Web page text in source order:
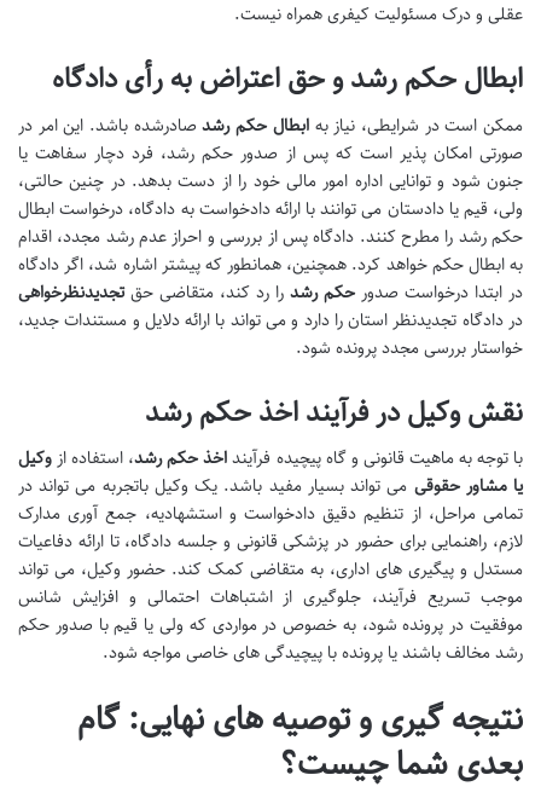
عقلی و درک مسئولیت کیفری همراه نیست.
ابطال حکم رشد و حق اعتراض به رأی دادگاه
ممکن است در شرایطی، نیاز بهابطال حکم رشدصادرشده باشد. این امر در
صورتی امکان پذیر است که پس از صدور حکم رشد، فرد دچار سفاهت یا
جنون شود و توانایی اداره امور مالی خود را از دست بدهد. در چنین حالتی،
ولی، قیم یا دادستان می توانند با ارائه دادخواست به دادگاه، درخواست ابطال
حکم رشد را مطرح کنند. دادگاه پس از بررسی و احراز عدم رشد مجدد، اقدام
به ابطال حکم خواهد کرد. همچنین، همانطور که پیشتر اشاره شد، اگر دادگاه
در ابتدا درخواست صدور حکم رشد را رد کند، متقاضی حقتجدیدنظرخواهی
در دادگاه تجدیدنظر استان را دارد و می تواند با ارائه دلایل و مستندات جدید،
خواستار بررسی مجدد پرونده شود.
نقش وکیل در فرآیند اخذ حکم رشد
با توجه به ماهیت قانونی و گاه پیچیده فرآینداخذ حکم رشد، استفاده از وکیل
یا مشاور حقوقی می تواند بسیار مفید باشد. یک وکیل باتجربه می تواند در
تمامی مراحل، از تنظیم دقیق دادخواست و استشهادیه، جمع آوری مدارک
لازم، راهنمایی برای حضور در پزشکی قانونی و جلسه دادگاه، تا ارائه دفاعیات
مستدل و پیگیری های اداری، به متقاضی کمک کند. حضور وکیل، می تواند
موجب تسریع فرآیند، جلوگیری از اشتباهات احتمالی و افزایش شانس
موفقیت در پرونده شود، به خصوص در مواردی که ولی یا قیم با صدور حکم
رشد مخالف باشند یا پرونده با پیچیدگی های خاصی مواجه شود.
نتیجه گیری و توصیه های نهایی: گام
بعدی شما چیست؟